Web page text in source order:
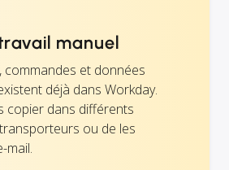
manuel
commandes et données
déjà dans Workday.
copier dans différents
ou de les
mail.